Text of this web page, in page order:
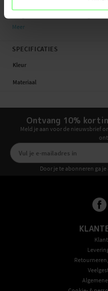
Meer
SPECIFICATIES
Kleur
Materiaal
Ontvang 10%
Meld je aan voor de nieuwsbrief
Door je te abonneren ga